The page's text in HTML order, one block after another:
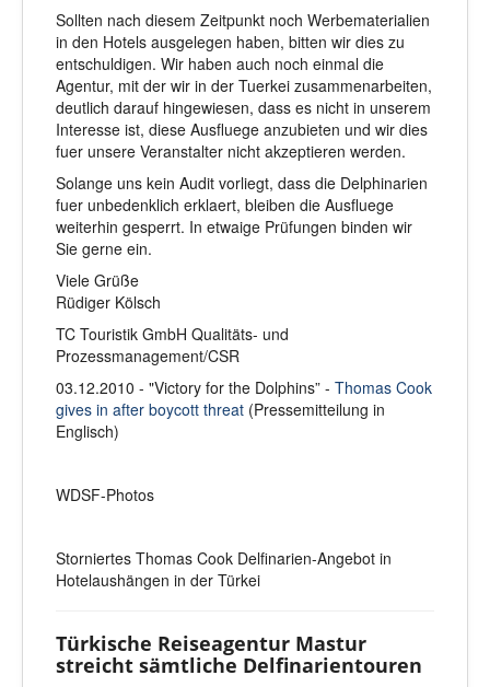
Sollten nach diesem Zeitpunkt noch Werbematerialien
in den Hotels ausgelegen haben, bitten wir dies zu
entschuldigen. Wir haben auch noch einmal die
Agentur, mit der wir in der Tuerkei zusammenarbeiten,
deutlich darauf hingewiesen, dass es nicht in unserem
Interesse ist, diese Ausfluege anzubieten und wir dies
fuer unsere Veranstalter nicht akzeptieren werden.
Solange uns kein Audit vorliegt, dass die Delphinarien
fuer unbedenklich erklaert, bleiben die Ausfluege
weiterhin gesperrt. In etwaige Prüfungen binden wir
Sie gerne ein.
Viele Grüße
Rüdiger Kölsch
TC Touristik GmbH Qualitäts- und
Prozessmanagement/CSR
03.12.2010 - "Victory for the Dolphins” - Thomas Cook
gives in after boycott threat (Pressemitteilung in
Englisch)
WDSF-Photos
Storniertes Thomas Cook Delfinarien-Angebot in
Hotelaushängen in der Türkei
Türkische Reiseagentur Mastur
streicht sämtliche Delfinarientouren